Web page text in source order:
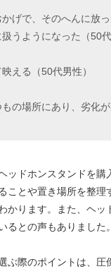
かげで、そのへんに放
うようになった（50代
える（50代男性）
もの場所にあり、劣化
ッドホンスタンドを購
ことや置き場所を整理
かります。また、ヘッ
るとの声もありました。
ぶ際のポイントは、圧